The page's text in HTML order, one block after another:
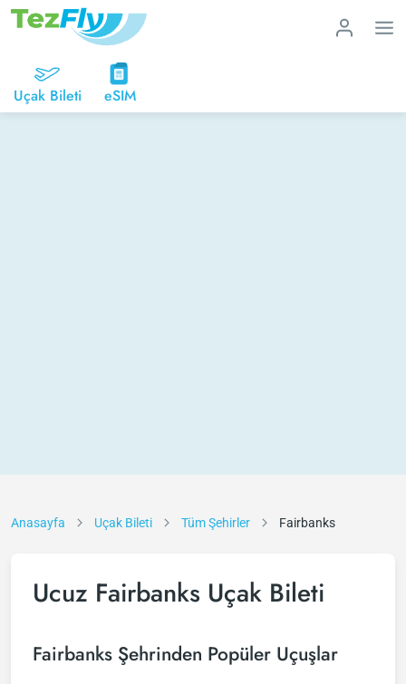
Uçak Bileti eSIM
Anasayfa Uçak Bileti Tüm Şehirler Fairbanks
Ucuz Fairbanks Uçak Bileti
Fairbanks Şehrinden Popüler Uçuşlar